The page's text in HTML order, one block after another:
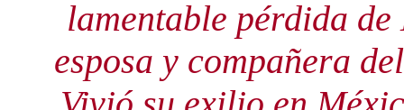
lamentable pérdida
esposa y compañera